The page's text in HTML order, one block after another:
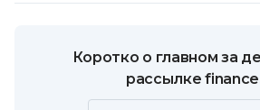
Коротко о главном за
рассылке